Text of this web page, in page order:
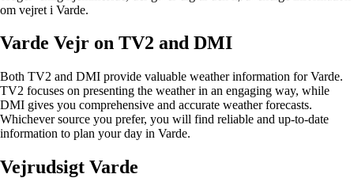
om vejret i Varde.
Varde Vejr on TV2 and DMI
Both TV2 and DMI provide valuable weather information for Varde.
TV2 focuses on presenting the weather in an engaging way, while
DMI gives you comprehensive and accurate weather forecasts.
Whichever source you prefer, you will find reliable and up-to-date
information to plan your day in Varde.
Vejrudsigt Varde